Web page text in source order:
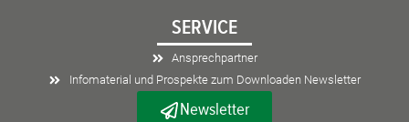
SERVICE
Ansprechpartner
Infomaterial und Prospekte zum Downloaden Newsletter
Newsletter